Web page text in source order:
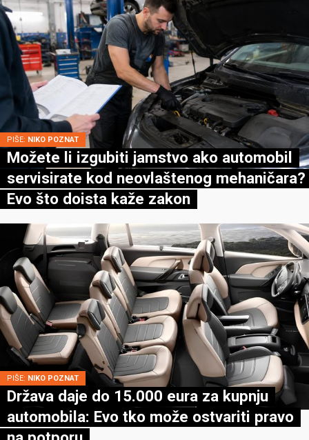
PIŠE: NIKO POZNAT
Možete li izgubiti jamstvo ako automobil
servisirate kod neovlaštenog mehaničara?
Evo što doista kaže zakon
PIŠE: NIKO POZNAT
Država daje do 15.000 eura za kupnju
automobila: Evo tko može ostvariti pravo